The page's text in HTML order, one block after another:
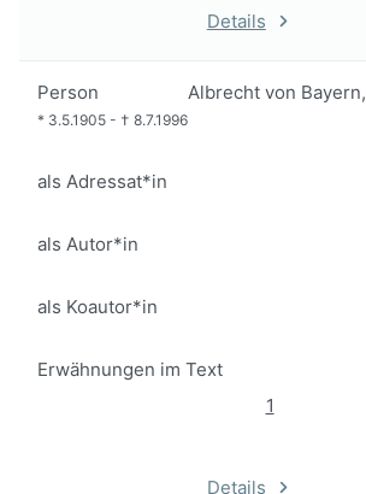
Details
Person Albrecht von Bayern,
* 3.5.1905 - † 8.7.1996
als Adressat*in
als Autor*in
als Koautor*in
Erwähnungen im Text
1
Details